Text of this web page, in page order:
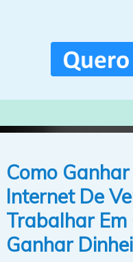
Como
Internet De
Trabalhar Em
Ganhar